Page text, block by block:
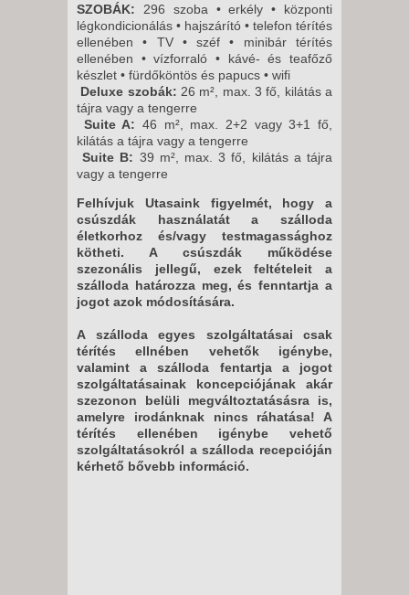
SZOBÁK: 296 szoba • erkély • központi
légkondicionálás • hajszárító • telefon térítés
ellenében • TV • széf • minibár térítés
ellenében • vízforraló • kávé- és teafőző
készlet • fürdőköntös és papucs • wifi
Deluxe szobák: 26 m², max. 3 fő, kilátás a
tájra vagy a tengerre
Suite A: 46 m², max. 2+2 vagy 3+1 fő,
kilátás a tájra vagy a tengerre
Suite B: 39 m², max. 3 fő, kilátás a tájra
vagy a tengerre
Felhívjuk Utasaink figyelmét, hogy a
csúszdák használatát a szálloda
életkorhoz és/vagy testmagassághoz
kötheti. A csúszdák működése
szezonális jellegű, ezek feltételeit a
szálloda határozza meg, és fenntartja a
jogot azok módosítására.
A szálloda egyes szolgáltatásai csak
térítés ellnében vehetők igénybe,
valamint a szálloda fentartja a jogot
szolgáltatásainak koncepciójának akár
szezonon belüli megváltoztatásásra is,
amelyre irodánknak nincs ráhatása! A
térítés ellenében igénybe vehető
szolgáltatásokról a szálloda recepcióján
kérhető bővebb információ.